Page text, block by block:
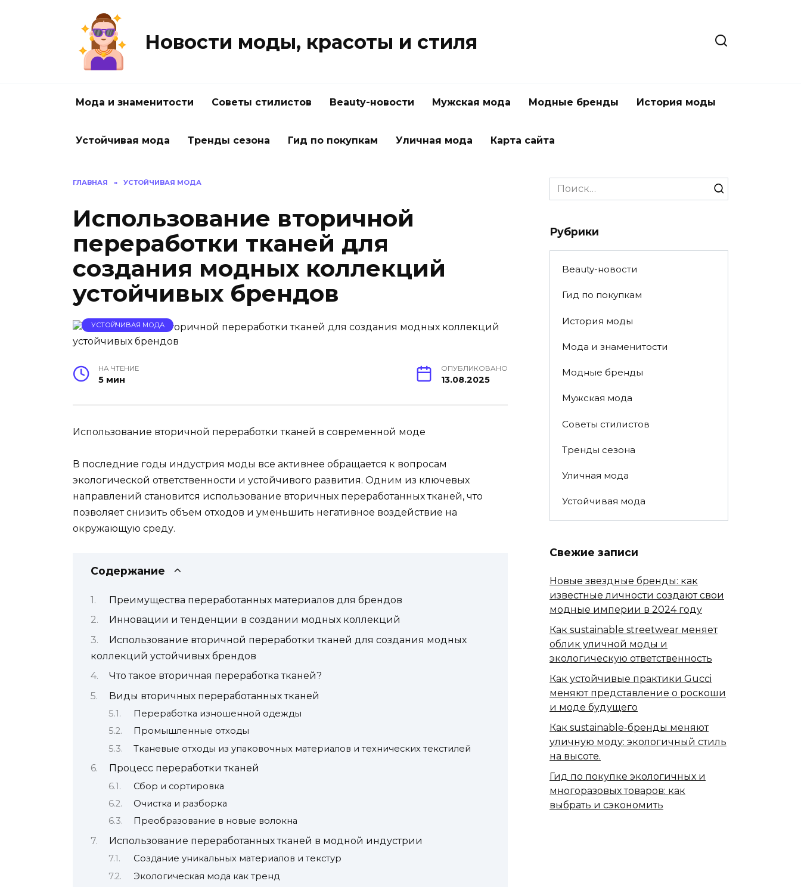
Новости моды, красоты и стиля
Мода и знаменитости Советы стилистов Beauty-новости Мужская мода Модные бренды История моды
Устойчивая мода Тренды сезона Гид по покупкам Уличная мода Карта сайта
ГЛАВНАЯ » УСТОЙЧИВАЯ МОДА
Использование вторичной
переработки тканей для
создания модных коллекций
устойчивых брендов
УСТОЙЧИВАЯ МОДА
НА ЧТЕНИЕ
5 мин
ОПУБЛИКОВАНО
13.08.2025
Использование вторичной переработки тканей в современной моде
В последние годы индустрия моды все активнее обращается к вопросам
экологической ответственности и устойчивого развития. Одним из ключевых
направлений становится использование вторичных переработанных тканей, что
позволяет снизить объем отходов и уменьшить негативное воздействие на
окружающую среду.
Содержание
Преимущества переработанных материалов для брендов
Инновации и тенденции в создании модных коллекций
Использование вторичной переработки тканей для создания модных
коллекций устойчивых брендов
Что такое вторичная переработка тканей?
Виды вторичных переработанных тканей
Переработка изношенной одежды
Промышленные отходы
Тканевые отходы из упаковочных материалов и технических текстилей
Процесс переработки тканей
Сбор и сортировка
Очистка и разборка
Преобразование в новые волокна
Использование переработанных тканей в модной индустрии
Создание уникальных материалов и текстур
Экологическая мода как тренд
Search
for:
Рубрики
Beauty-новости
Гид по покупкам
История моды
Мода и знаменитости
Модные бренды
Мужская мода
Советы стилистов
Тренды сезона
Уличная мода
Устойчивая мода
Свежие записи
Новые звездные бренды: как
известные личности создают свои
модные империи в 2024 году
Как sustainable streetwear меняет
облик уличной моды и
экологическую ответственность
Как устойчивые практики Gucci
меняют представление о роскоши
и моде будущего
Как sustainable-бренды меняют
уличную моду: экологичный стиль
на высоте.
Гид по покупке экологичных и
многоразовых товаров: как
выбрать и сэкономить